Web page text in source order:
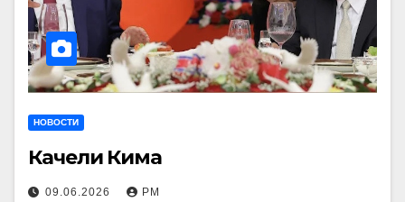
НОВОСТИ
Качели Кима
09.06.2026 РМ